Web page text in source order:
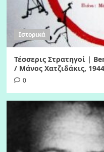
Ιστορικά
Τέσσερις Στρατηγοί |
/ Μάνος Χατζιδάκις,
0